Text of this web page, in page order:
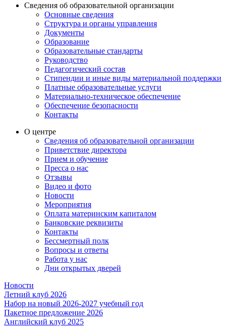
Сведения об образовательной организации
Основные сведения
Структура и органы управления
Документы
Образование
Образовательные стандарты
Руководство
Педагогический состав
Стипендии и иные виды материальной поддержки
Платные образовательные услуги
Материально-техническое обеспечение
Обеспечение безопасности
Контакты
О центре
Сведения об образовательной организации
Приветствие директора
Прием и обучение
Пресса о нас
Отзывы
Видео и фото
Новости
Мероприятия
Оплата материнским капиталом
Банковские реквизиты
Контакты
Бессмертный полк
Вопросы и ответы
Работа у нас
Дни открытых дверей
Новости
Летний клуб 2026
Набор на новый 2026-2027 учебный год
Пакетное предложение 2026
Английский клуб 2025